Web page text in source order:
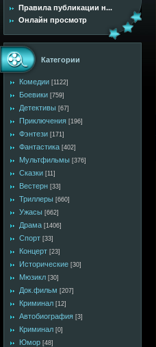
Правила публикации н...
Онлайн просмотр
Категории
Комедии [1122]
Боевики [759]
Детективы [67]
Приключения [196]
Фэнтези [171]
Фантастика [402]
Мультфильмы [376]
Сказки [11]
Вестерн [33]
Триллеры [660]
Ужасы [662]
Драма [1406]
Спорт [33]
Концерт [23]
Исторические [30]
Мюзикл [30]
Док.фильм [207]
Криминал [12]
Автобиография [3]
Криминал [0]
Юмор [48]